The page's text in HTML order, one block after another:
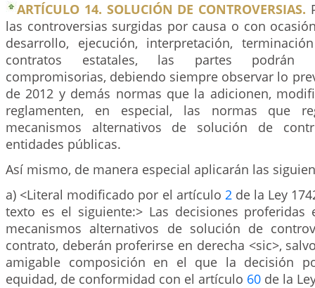
ARTÍCULO 14. SOLUCIÓN DE CONTROVERSIAS.
las controversias surgidas por causa o con
desarrollo, ejecución, interpretación,
contratos estatales, las partes podrán
compromisorias, debiendo siempre observar lo
de 2012 y demás normas que la adicionen,
reglamenten, en especial, las normas que
mecanismos alternativos de solución de
entidades públicas.
Así mismo, de manera especial aplicarán las
a) <Literal modificado por el artículo 2de la Ley
texto es el siguiente:> Las decisiones
mecanismos alternativos de solución de
contrato, deberán proferirse en derecha <sic>,
amigable composición en el que la decisión
equidad, de conformidad con el artículo 60 de la